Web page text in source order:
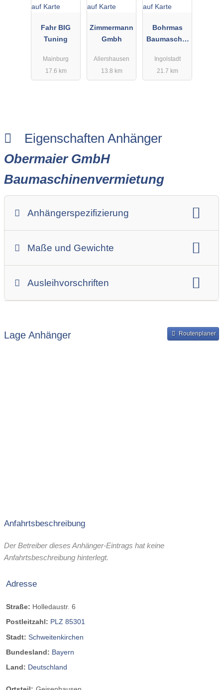
Fahr BIG
Tuning
Mainburg
17.6 km
Zimmermann
Gmbh
Allershausen
13.8 km
Bohrmas
Baumaschin
Bohr- u.
Betonschnei
Ingolstadt
21.7 km
Eigenschaften Anhänger
Obermaier GmbH
Baumaschinenvermietung
Anhängerspezifizierung
Maße und Gewichte
Ausleihvorschriften
Bereitstellung und Rückgabe des Anhängers
Lage Anhänger Routenplaner
Anfahrtsbeschreibung
Der Betreiber dieses Anhänger-Eintrags hat keine
Anfahrtsbeschreibung hinterlegt.
Adresse
Straße: Holledaustr. 6
Postleitzahl: PLZ 85301
Stadt: Schweitenkirchen
Bundesland: Bayern
Land: Deutschland